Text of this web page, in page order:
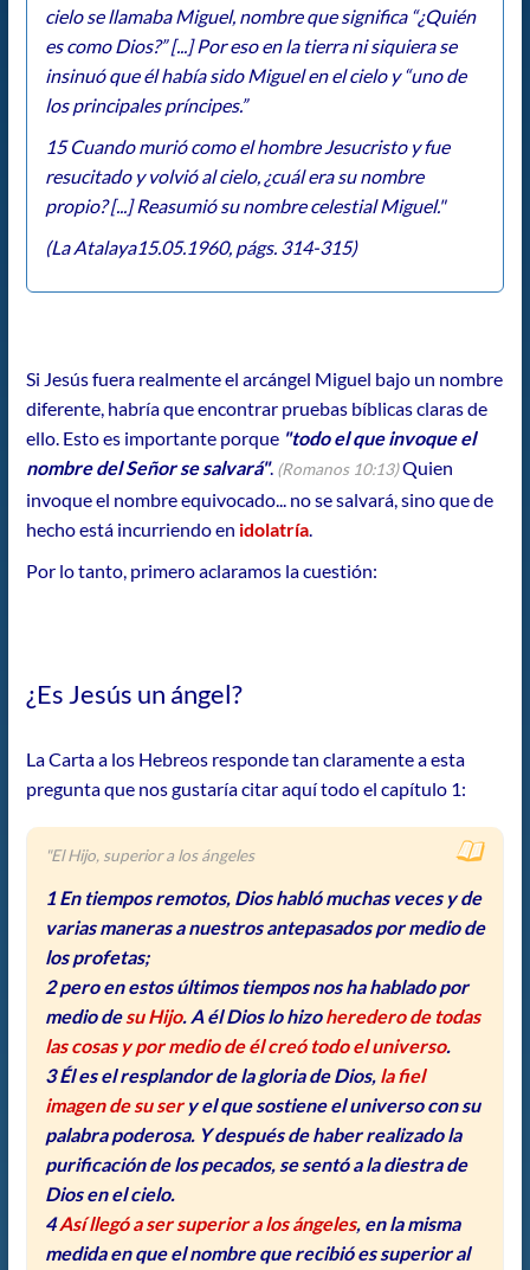
cielo se llamaba Miguel, nombre que significa “¿Quién
es como Dios?” [...] Por eso en la tierra ni siquiera se
insinuó que él había sido Miguel en el cielo y “uno de
los principales príncipes.”
15 Cuando murió como el hombre Jesucristo y fue
resucitado y volvió al cielo, ¿cuál era su nombre
propio? [...] Reasumió su nombre celestial Miguel."
(La Atalaya15.05.1960, págs. 314-315)
Si Jesús fuera realmente el arcángel Miguel bajo un nombre
diferente, habría que encontrar pruebas bíblicas claras de
ello. Esto es importante porque "todo el que invoque el
nombre del Señor se salvará". (Romanos 10:13)Quien
invoque el nombre equivocado... no se salvará, sino que de
hecho está incurriendo en idolatría.
Por lo tanto, primero aclaramos la cuestión:
¿Es Jesús un ángel?
La Carta a los Hebreos responde tan claramente a esta
pregunta que nos gustaría citar aquí todo el capítulo 1:
"El Hijo, superior a los ángeles
1 En tiempos remotos, Dios habló muchas veces y de
varias maneras a nuestros antepasados por medio de
los profetas;
2 pero en estos últimos tiempos nos ha hablado por
medio desu Hijo. A él Dios lo hizoheredero de todas
las cosas y por medio de él creó todo el universo.
3 Él es el resplandor de la gloria de Dios, la fiel
imagen de su sery el que sostiene el universo con su
palabra poderosa. Y después de haber realizado la
purificación de los pecados, se sentó a la diestra de
Dios en el cielo.
4Así llegó a ser superior a los ángeles, en la misma
medida en que el nombre que recibió es superior al